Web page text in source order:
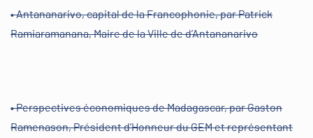
• Antananarivo, capital de la Francophonie, par Patrick
Ramiaramanana, Maire de la Ville de d’Antananarivo
• Perspectives économiques de Madagascar, par Gaston
Ramenason, Président d’Honneur du GEM et représentant